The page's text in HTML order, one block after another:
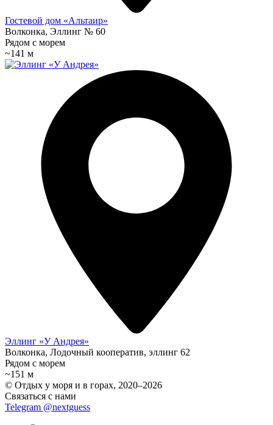
Гостевой дом «Альтаир»
Волконка, Эллинг № 60
Рядом с морем
~141 м
Эллинг «У Андрея»
Волконка, Лодочный кооператив, эллинг 62
Рядом с морем
~151 м
© Отдых у моря и в горах, 2020–2026
Связаться с нами
Telegram @nextguess